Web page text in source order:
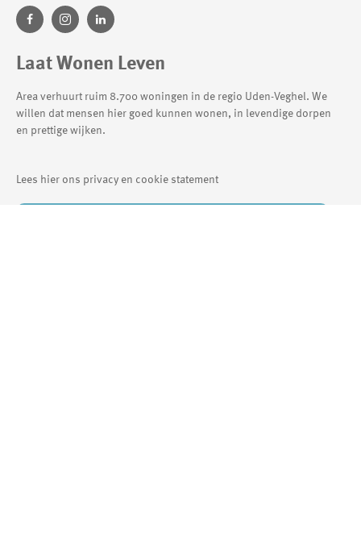
Laat Wonen Leven
Area verhuurt ruim 8.700 woningen in de regio Uden-Veghel. We
willen dat mensen hier goed kunnen wonen, in levendige dorpen
en prettige wijken.
Lees hier ons privacy en cookie statement